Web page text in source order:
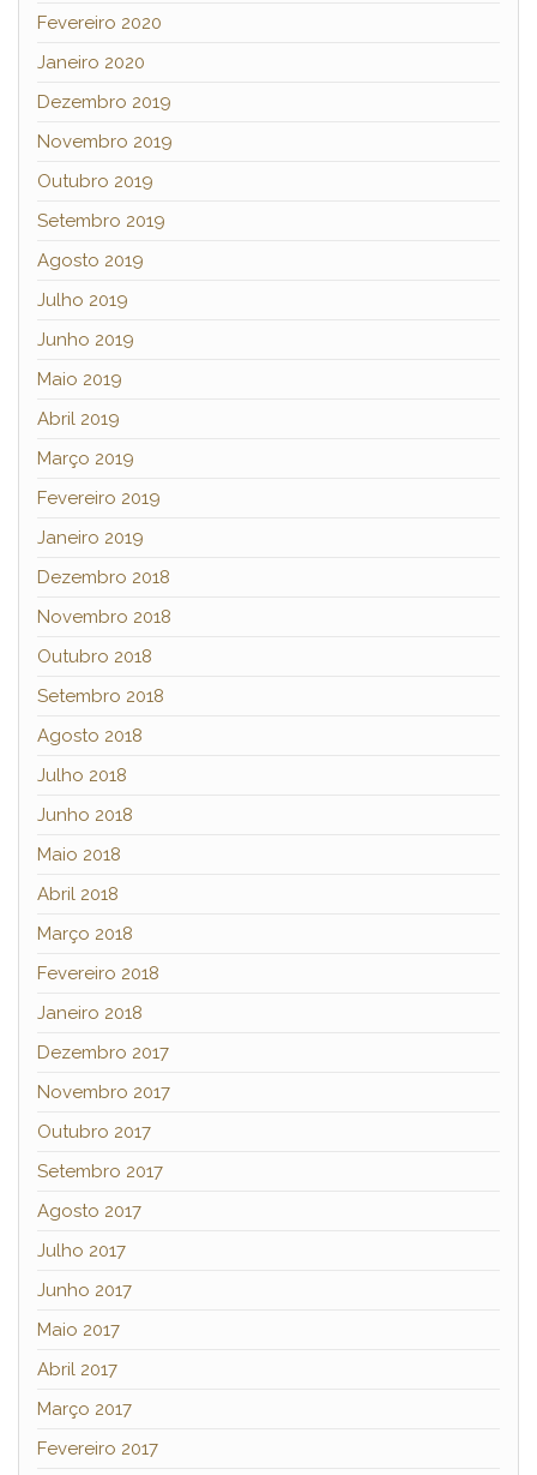
Fevereiro 2020
Janeiro 2020
Dezembro 2019
Novembro 2019
Outubro 2019
Setembro 2019
Agosto 2019
Julho 2019
Junho 2019
Maio 2019
Abril 2019
Março 2019
Fevereiro 2019
Janeiro 2019
Dezembro 2018
Novembro 2018
Outubro 2018
Setembro 2018
Agosto 2018
Julho 2018
Junho 2018
Maio 2018
Abril 2018
Março 2018
Fevereiro 2018
Janeiro 2018
Dezembro 2017
Novembro 2017
Outubro 2017
Setembro 2017
Agosto 2017
Julho 2017
Junho 2017
Maio 2017
Abril 2017
Março 2017
Fevereiro 2017